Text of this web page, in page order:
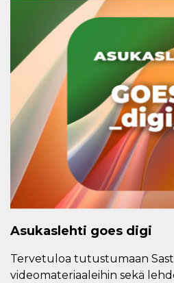
Asukaslehti goes digi
Tervetuloa tutustumaan
videomateriaaleihin sekä